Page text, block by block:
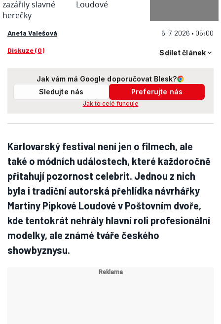
Aneta Valešová 6. 7. 2026 • 05:00
Diskuze (0) Sdílet článek
Jak vám má Google doporučovat Blesk?
Sledujte nás
Preferujte nás
Jak to celé funguje
Karlovarský festival není jen o filmech, ale
také o módních událostech, které každoročně
přitahují pozornost celebrit. Jednou z nich
byla i tradiční autorská přehlídka návrhářky
Martiny Pipkové Loudové v Poštovním dvoře,
kde tentokrát nehrály hlavní roli profesionální
modelky, ale známé tváře českého
showbyznysu.